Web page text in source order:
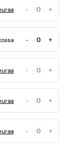
-
Määrä
+
-
Määrä
+
-
Määrä
+
-
Määrä
+
-
Määrä
+